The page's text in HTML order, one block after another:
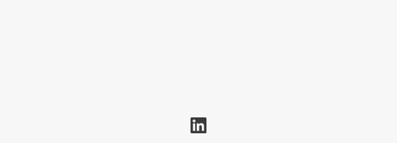
LinkedIn